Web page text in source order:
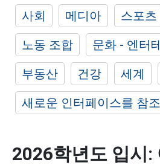
사회 메디아 스포츠
노동 조합
문화 - 엔터
부동산
건강 세계
새로운 인터페이스를 참
2026학년도 입시: